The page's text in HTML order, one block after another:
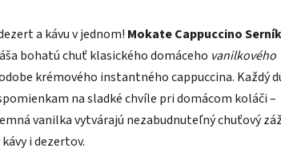
a kávu v jednom! Mokate Cappuccino Serník
bohatú chuť klasického domáceho vanilkového
krémového instantného cappuccina. Každý
na sladké chvíle pri domácom koláči –
vanilka vytvárajú nezabudnuteľný chuťový
i dezertov.